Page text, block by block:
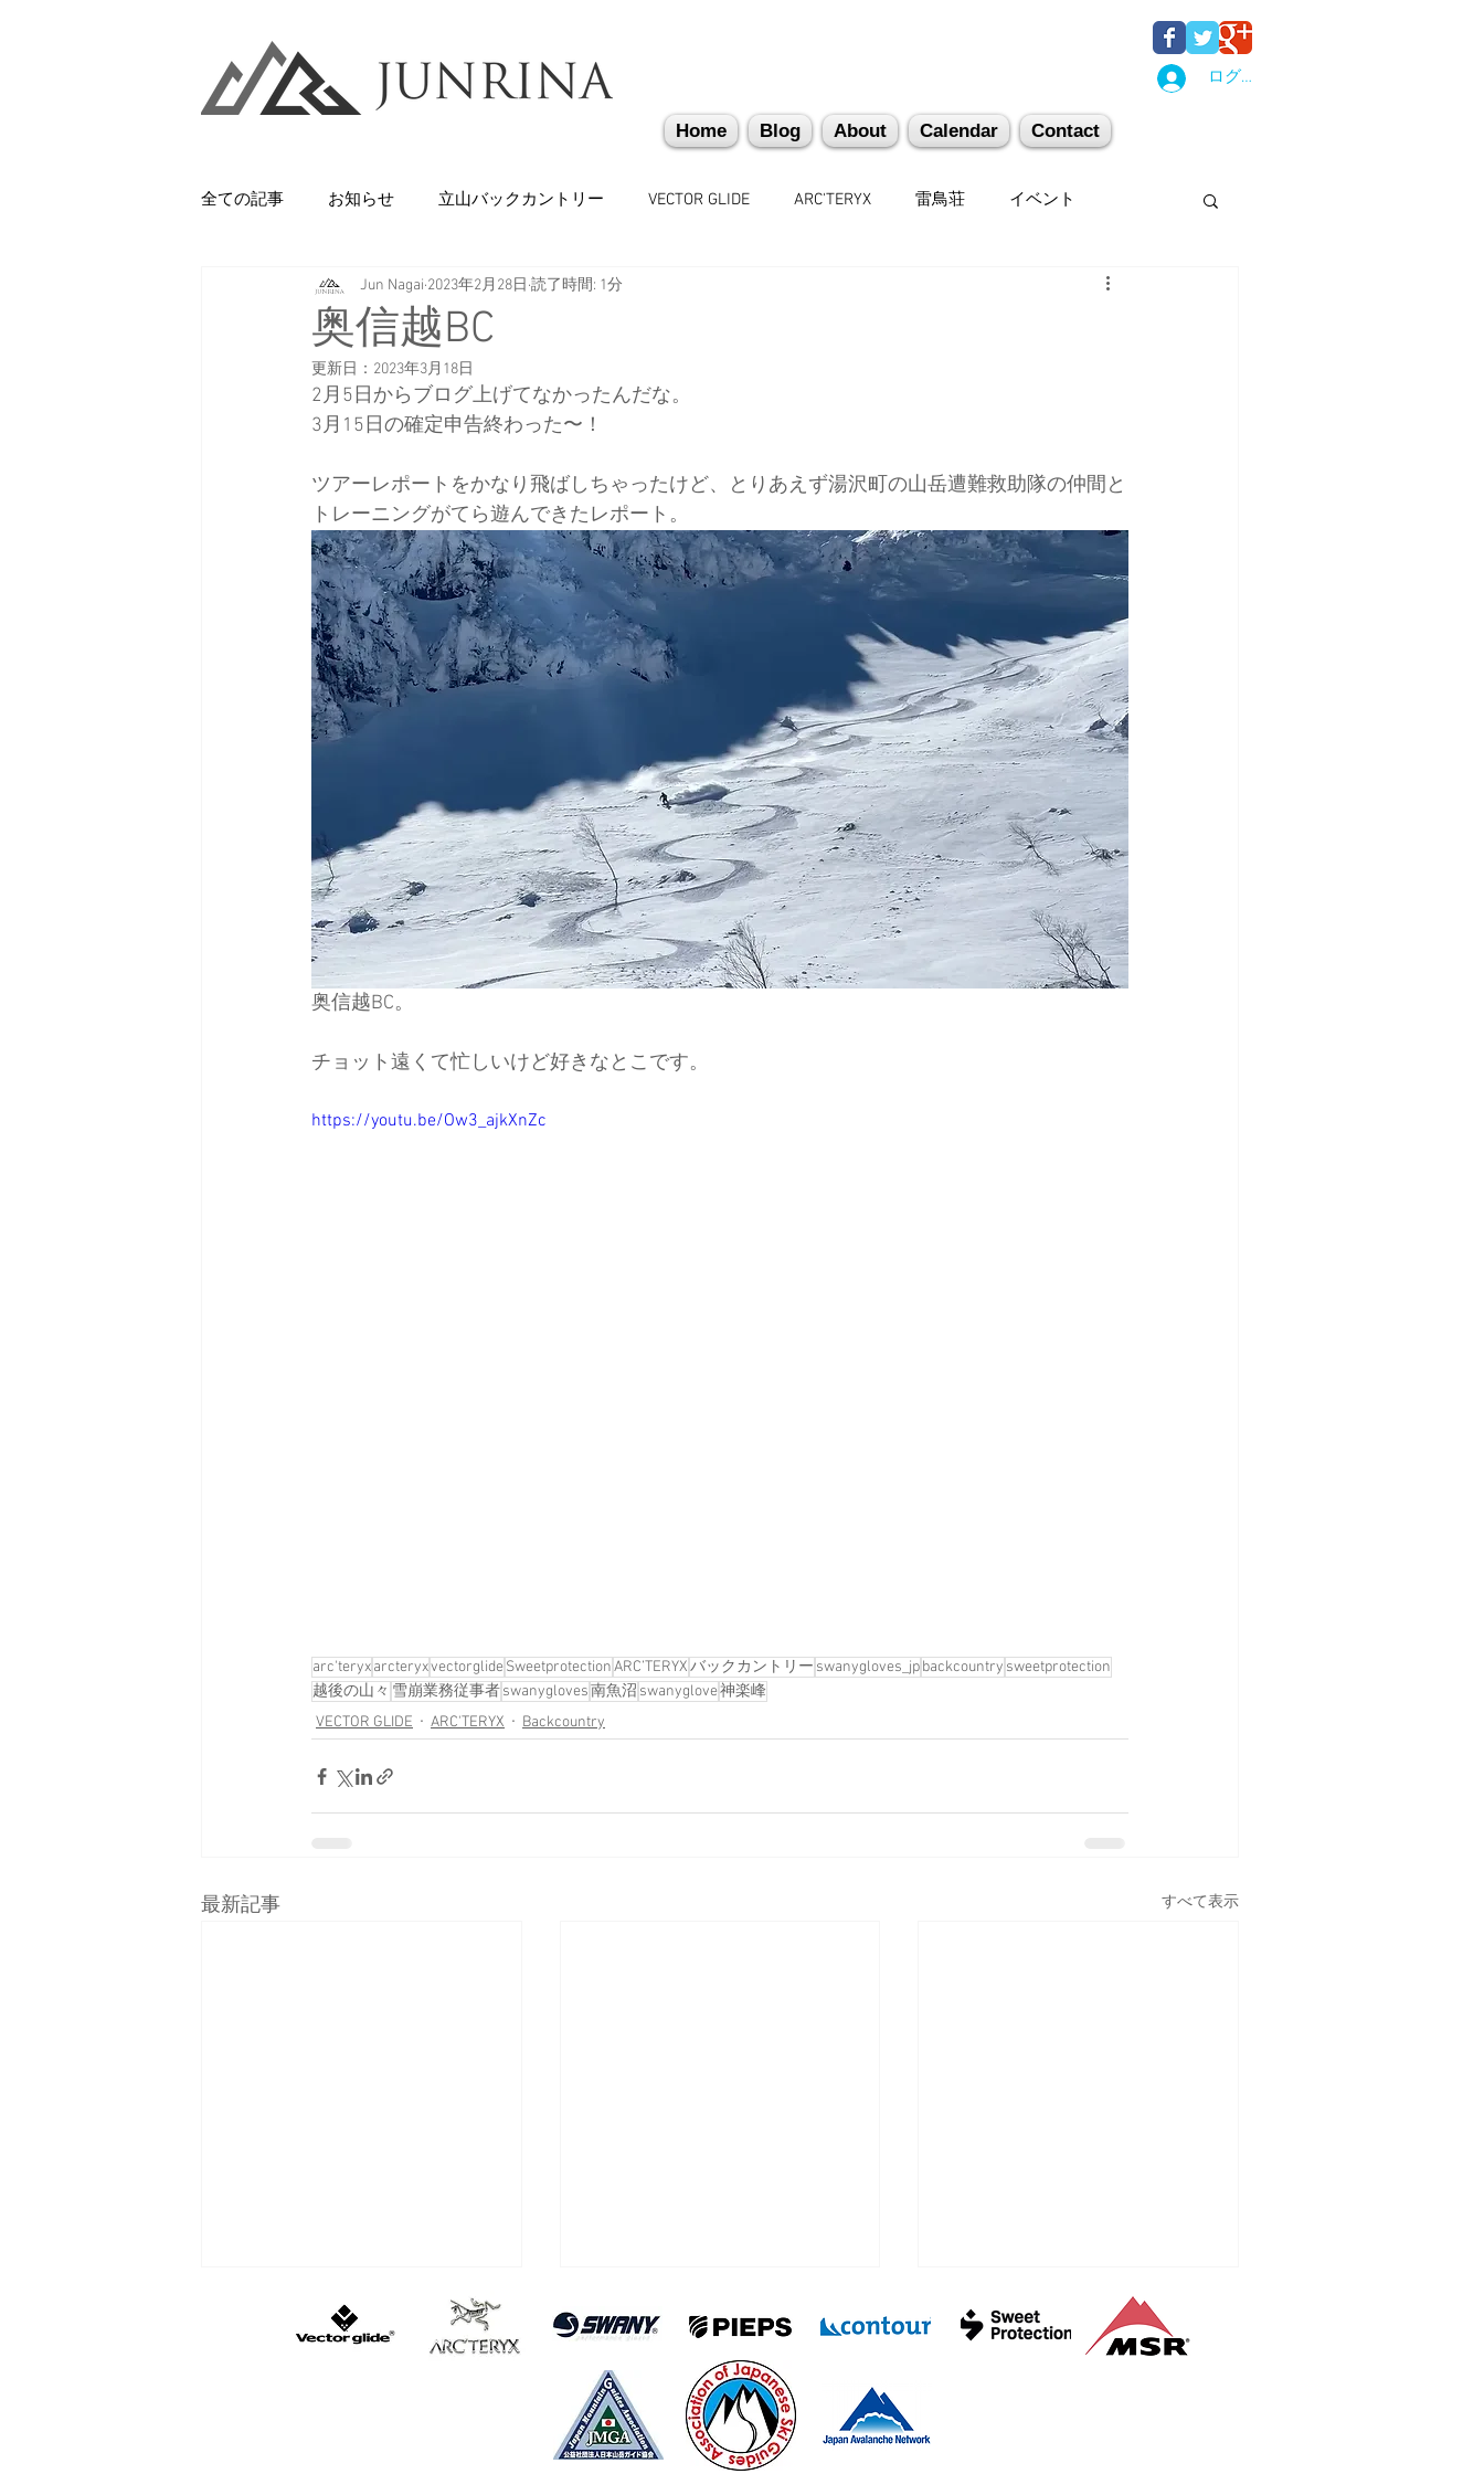
ログイン
Home Blog About Calendar Contact
全ての記事 お知らせ 立山バックカントリー VECTOR GLIDE ARC'TERYX 雷鳥荘 イベント
Backcountry 八甲田山 かぐらバックカントリー
石井スポーツ 休日 美味しいもの
日本バックカントリースキーガイド協会 中央アルプス 展示会 Sweet Protection
奥信越BC
Jun Nagai 2023年2月28日 読了時間: 1分
更新日： 2023年3月18日
2月5日からブログ上げてなかったんだな。
3月15日の確定申告終わった〜！
ツアーレポートをかなり飛ばしちゃったけど、とりあえず湯沢町の山岳遭難救助隊の仲間と
トレーニングがてら遊んできたレポート。
奥信越BC。
チョット遠くて忙しいけど好きなとこです。
https://youtu.be/Ow3_ajkXnZc
arc'teryxarcteryxvectorglideSweetprotectionARC’TERYXバックカントリー swanygloves_jpbackcountry sweetprotection
越後の山々 雪崩業務従事者swanygloves南魚沼 swanyglove神楽峰
VECTOR GLIDE
ARC'TERYX Backcountry
最新記事 すべて表示
雨が降らなかった四阿山